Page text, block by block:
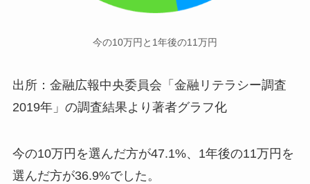
今の10万円と1年後の11万円
出所：金融広報中央委員会「金融リテラシー調査
2019年」の調査結果より著者グラフ化
今の10万円を選んだ方が47.1%、1年後の11万円を
選んだ方が36.9%でした。